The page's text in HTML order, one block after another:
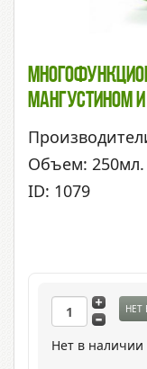
Мангустином
Объем: 250мл.
ID: 1079
НЕТ
Нет в наличии